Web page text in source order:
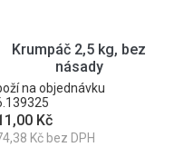
Krumpáč 2,5 kg, bez
násady
na objednávku
Kč
Kč bez DPH